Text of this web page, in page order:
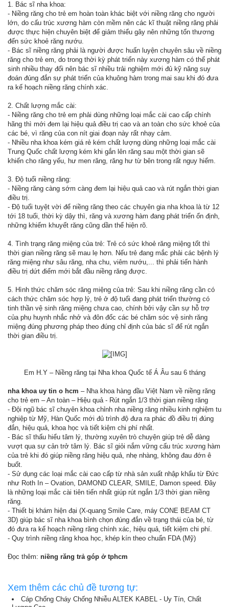
1. Bác sĩ nha khoa:
- Niềng răng cho trẻ em hoàn toàn khác biệt với niềng răng cho người
lớn, do cấu trúc xương hàm còn mềm nên các kĩ thuật niềng răng phải
được thực hiện chuyên biệt để giảm thiểu gây nên những tổn thương
đến sức khoẻ răng nướu.
- Bác sĩ niềng răng phải là người được huấn luyện chuyên sâu về niềng
răng cho trẻ em, do trong thời kỳ phát triển này xương hàm có thể phát
sinh nhiều thay đổi nên bác sĩ nhiều trải nghiệm mới đủ kỹ năng suy
đoán đúng đắn sự phát triển của khuông hàm trong mai sau khi đó đưa
ra kế hoạch niềng răng chính xác.
2. Chất lượng mắc cài:
- Niềng răng cho trẻ em phải dùng những loại mắc cài cao cấp chính
hãng thì mới đem lại hiệu quả điều trị cao và an toàn cho sức khoẻ của
các bé, vì răng của con nít giai đoạn này rất nhạy cảm.
- Nhiều nha khoa kém giá rẻ kém chất lượng dùng những loại mắc cài
Trung Quốc chất lượng kém khi gắn lên răng sau một thời gian sẽ
khiến cho răng yếu, hư men răng, răng hư từ bên trong rất nguy hiểm.
3. Độ tuổi niềng răng:
- Niềng răng càng sớm càng đem lại hiệu quả cao và rút ngắn thời gian
điều trị.
- Độ tuổi tuyệt vời để niềng răng theo các chuyên gia nha khoa là từ 12
tới 18 tuổi, thời kỳ dậy thì, răng và xương hàm đang phát triển ổn định,
những khiếm khuyết răng cũng dần thể hiện rõ.
4. Tình trạng răng miệng của trẻ: Trẻ có sức khoẻ răng miệng tốt thì
thời gian niềng răng sẽ mau lẹ hơn. Nếu trẻ đang mắc phải các bệnh lý
răng miệng như sâu răng, nha chu, viêm nướu,... thì phải tiến hành
điều trị dứt điểm mới bắt đầu niềng răng được.
5. Hình thức chăm sóc răng miệng của trẻ: Sau khi niềng răng cần có
cách thức chăm sóc hợp lý, trẻ ở độ tuổi đang phát triển thường có
tinh thần vệ sinh răng miệng chưa cao, chính bởi vậy cần sự hỗ trợ
của phụ huynh nhắc nhở và đôn đốc các bé chăm sóc vệ sinh răng
miệng đúng phương pháp theo đúng chỉ định của bác sĩ để rút ngắn
thời gian điều trị.
Em H.Y – Niềng răng tại Nha khoa Quốc tế Á Âu sau 6 tháng​
nha khoa uy tin o hcm – Nha khoa hàng đầu Việt Nam về niềng răng
cho trẻ em – An toàn – Hiệu quả - Rút ngắn 1/3 thời gian niềng răng
- Đội ngũ bác sĩ chuyên khoa chỉnh nha niềng răng nhiều kinh nghiệm tu
nghiệp từ Mỹ, Hàn Quốc mới đủ trình độ đưa ra phác đồ điều trị đúng
đắn, hiệu quả, khoa học và tiết kiệm chi phí nhất.
- Bác sĩ thấu hiểu tâm lý, thường xuyên trò chuyện giúp trẻ dễ dàng
vượt qua sự cản trở tâm lý. Bác sĩ giỏi nắm vững cấu trúc xương hàm
của trẻ khi đó giúp niềng răng hiệu quả, nhẹ nhàng, không đau đớn ê
buốt.
- Sử dụng các loại mắc cài cao cấp từ nhà sản xuất nhập khẩu từ Đức
như Roth In – Ovation, DAMOND CLEAR, SMILE, Damon speed. Đây
là những loại mắc cài tiên tiến nhất giúp rút ngắn 1/3 thời gian niềng
răng.
- Thiết bị khám hiện đại (X-quang Smile Care, máy CONE BEAM CT
3D) giúp bác sĩ nha khoa bình chọn đúng đắn về trạng thái của bé, từ
đó đưa ra kế hoạch niềng răng chính xác, hiệu quả, tiết kiệm chi phí.
- Quy trình niềng răng khoa học, khép kín theo chuẩn FDA (Mỹ)
Đọc thêm: niềng răng trả góp ở tphcm
Xem thêm các chủ đề tương tự:
Cáp Chống Cháy Chống Nhiễu ALTEK KABEL - Uy Tín, Chất